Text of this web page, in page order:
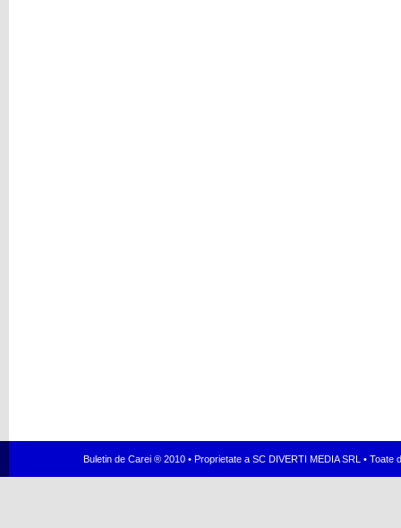
Buletin de Carei ® 2010 • Proprietate a SC DIVERTI MEDIA SRL •